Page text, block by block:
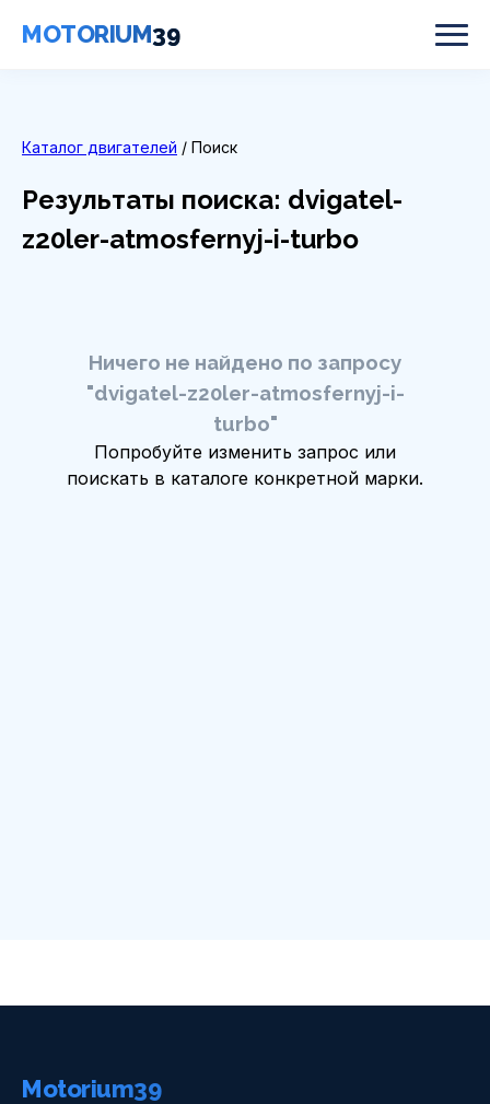
MOTORIUM39
Каталог двигателей / Поиск
Результаты поиска: dvigatel-
z20ler-atmosfernyj-i-turbo
Ничего не найдено по запросу
"dvigatel-z20ler-atmosfernyj-i-
turbo"
Попробуйте изменить запрос или
поискать в каталоге конкретной марки.
Motorium39